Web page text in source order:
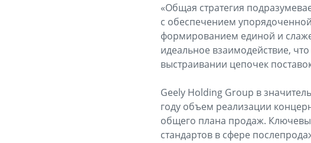
«Общая стратегия
с обеспечением
формированием единой и
идеальное взаимодействие,
выстраивании цепочек
Geely Holding Group в
году объем реализации
общего плана продаж.
стандартов в сфере